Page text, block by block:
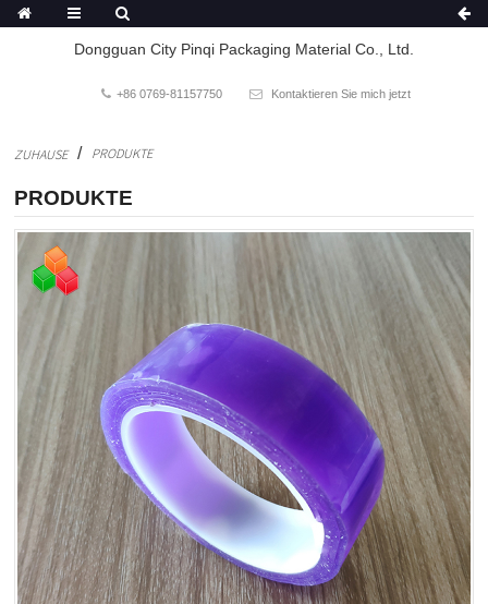
Dongguan City Pinqi Packaging Material Co., Ltd.
+86 0769-81157750 Kontaktieren Sie mich jetzt
ZUHAUSE PRODUKTE
PRODUKTE